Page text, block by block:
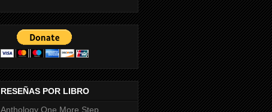
RESEÑAS POR LIBRO
Anthology One More Step